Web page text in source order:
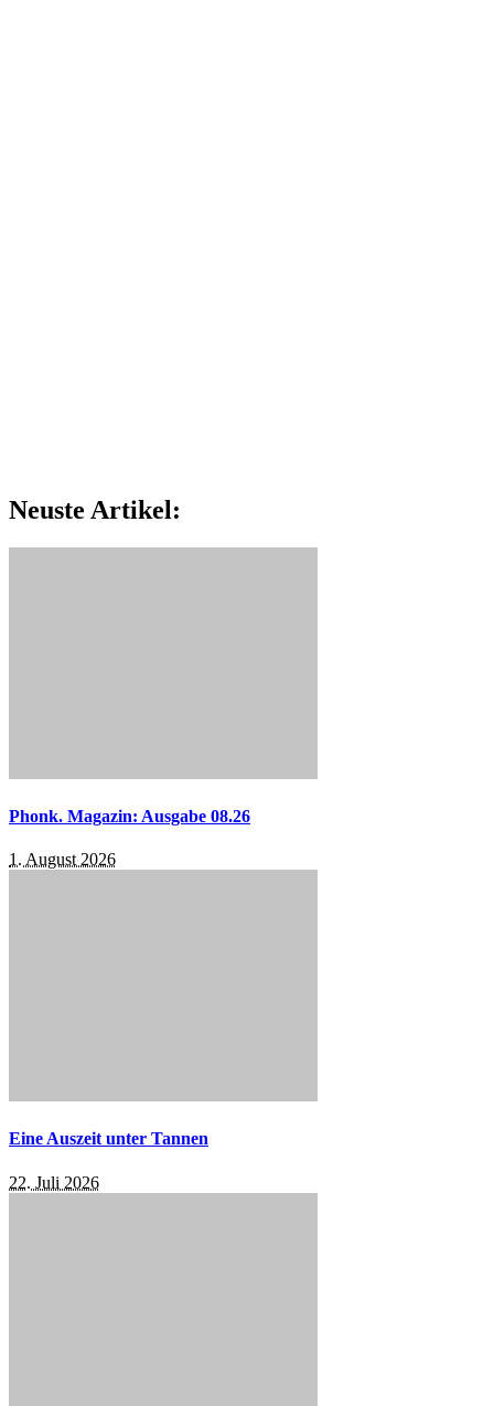
Neuste Artikel:
Phonk. Magazin: Ausgabe 08.26
1. August 2026
Eine Auszeit unter Tannen
22. Juli 2026